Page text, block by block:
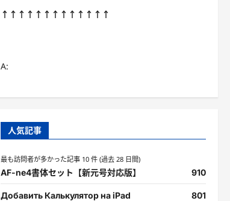
↑↑↑↑↑↑↑↑↑↑↑↑↑
A:
人気記事
最も訪問者が多かった記事 10 件 (過去 28 日間)
AF-ne4書体セット【新元号対応版】 910
Добавить Калькулятор на iPad 801